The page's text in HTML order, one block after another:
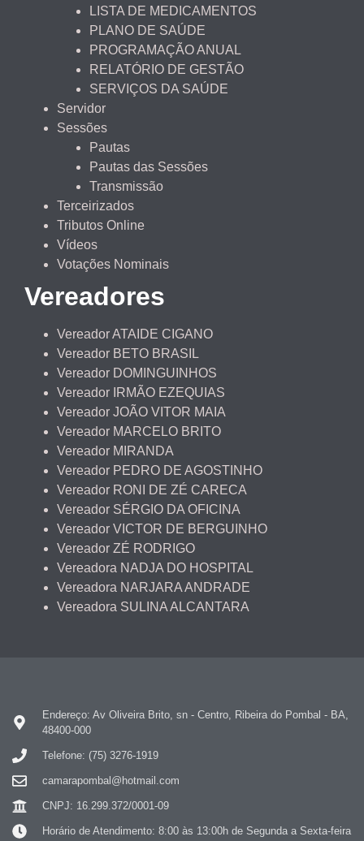
LISTA DE MEDICAMENTOS
PLANO DE SAÚDE
PROGRAMAÇÃO ANUAL
RELATÓRIO DE GESTÃO
SERVIÇOS DA SAÚDE
Servidor
Sessões
Pautas
Pautas das Sessões
Transmissão
Terceirizados
Tributos Online
Vídeos
Votações Nominais
Vereadores
Vereador ATAIDE CIGANO
Vereador BETO BRASIL
Vereador DOMINGUINHOS
Vereador IRMÃO EZEQUIAS
Vereador JOÃO VITOR MAIA
Vereador MARCELO BRITO
Vereador MIRANDA
Vereador PEDRO DE AGOSTINHO
Vereador RONI DE ZÉ CARECA
Vereador SÉRGIO DA OFICINA
Vereador VICTOR DE BERGUINHO
Vereador ZÉ RODRIGO
Vereadora NADJA DO HOSPITAL
Vereadora NARJARA ANDRADE
Vereadora SULINA ALCANTARA
Endereço: Av Oliveira Brito, sn - Centro, Ribeira do Pombal - BA,
48400-000
Telefone: (75) 3276-1919
camarapombal@hotmail.com
CNPJ: 16.299.372/0001-09
Horário de Atendimento: 8:00 às 13:00h de Segunda a Sexta-feira